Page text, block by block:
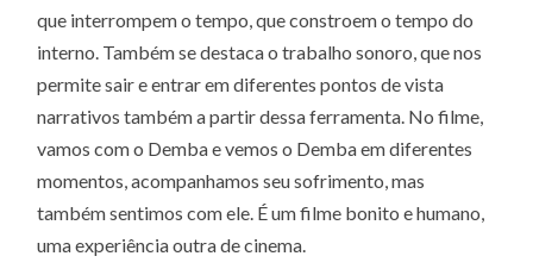
que interrompem o tempo, que constroem o tempo do
interno. Também se destaca o trabalho sonoro, que nos
permite sair e entrar em diferentes pontos de vista
narrativos também a partir dessa ferramenta. No filme,
vamos com o Demba e vemos o Demba em diferentes
momentos, acompanhamos seu sofrimento, mas
também sentimos com ele. É um filme bonito e humano,
uma experiência outra de cinema.